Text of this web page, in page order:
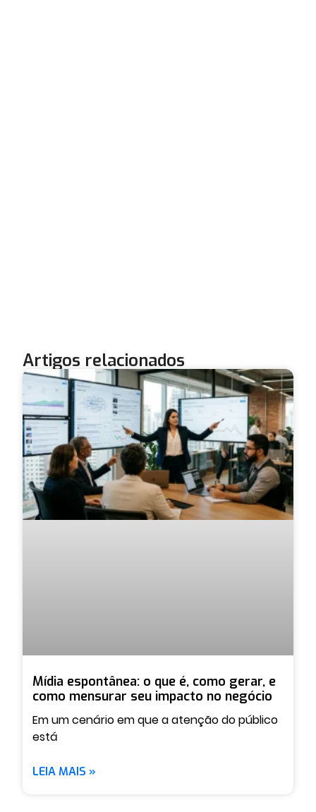
Artigos relacionados
Mídia espontânea: o que é, como gerar, e
como mensurar seu impacto no negócio
Em um cenário em que a atenção do público
está
LEIA MAIS »